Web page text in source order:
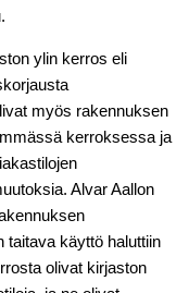
ylin kerros eli
myös rakennuksen
kerroksessa ja
Alvar Aallon
taitava käyttö haluttiin
olivat kirjaston